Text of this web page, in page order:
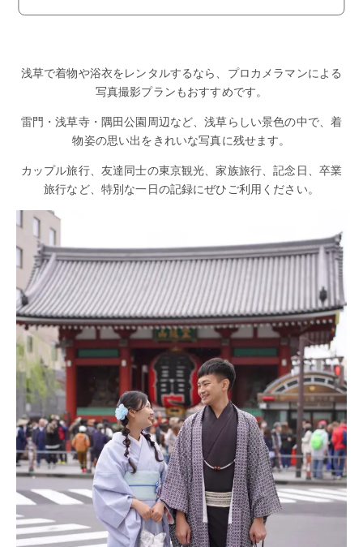
浅草で着物や浴衣をレンタルするなら、プロカメラマンによる
写真撮影プランもおすすめです。
雷門・浅草寺・隅田公園周辺など、浅草らしい景色の中で、着
物姿の思い出をきれいな写真に残せます。
カップル旅行、友達同士の東京観光、家族旅行、記念日、卒業
旅行など、特別な一日の記録にぜひご利用ください。